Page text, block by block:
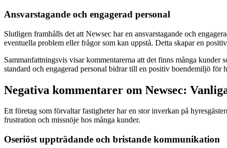
Ansvarstagande och engagerad personal
Slutligen framhålls det att Newsec har en ansvarstagande och
eventuella problem eller frågor som kan uppstå. Detta skapar en
Sammanfattningsvis visar kommentarerna att det finns många
standard och engagerad personal bidrar till en positiv boendemiljö för
Negativa kommentarer om Newsec:
Ett företag som förvaltar fastigheter har en stor inverkan på
frustration och missnöje hos många kunder.
Oseriöst uppträdande och bristande kommunikation